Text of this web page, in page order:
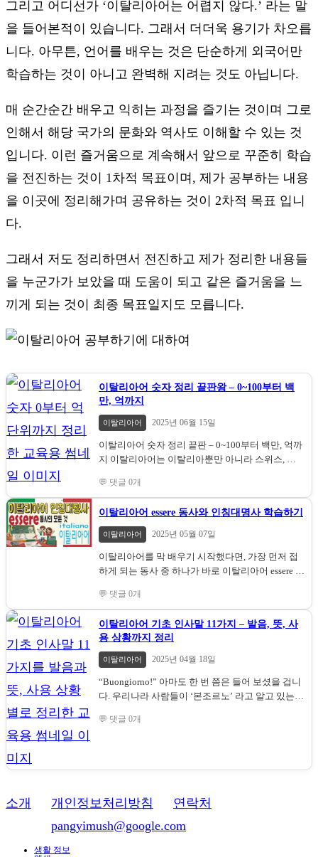
그리고 어디선가 ‘이탈리아어는 어렵지 않다.’ 라는 말
을 들어본적이 있습니다. 그래서 더더욱 용기가 차오릅
니다. 아무튼, 언어를 배우는 것은 단순하게 외국어만
학습하는 것이 아니고 완벽해 지려는 것도 아닙니다.
매 순간순간 배우고 익히는 과정을 즐기는 것이며 그로
인해서 해당 국가의 문화와 역사도 이해할 수 있는 것
입니다. 이런 즐거움으로 계속해서 앞으로 꾸준히 학습
을 전진하는 것이 1차적 목표이며, 제가 공부하는 내용
을 이곳에 정리해가며 공유하는 것이 2차적 목표 입니
다.
그래서 저도 정리하면서 전진하고 제가 정리한 내용들
을 누군가가 보았을 때 도움이 되고 같은 즐거움을 느
끼게 되는 것이 최종 목표일지도 모릅니다.
이탈리아어 숫자 정리 끝판왕 – 0~100부터 백
만, 억까지
이탈리아어 2025년 06월 15일
이탈리아어 숫자 정리 끝판 – 0~100부터 백만, 억까
지 이탈리아어는 이탈리아뿐만 아니라 스위스, 바
아름다운 언어입니다. 그리고 이탈리아어 숫자는
이탈리아어를 배우는 데 있어 빼놓을 수 없는 기본
표현 중 하나입니다.시간, 나이, 날짜, 전화번호, 가
격 등 숫자는 일상 속에서 반복적으로 등장하기 때
문에, 정확하게 말하고 들을 수 있는 능력이 매우 중
요합니다. 이번 글에서는 0부터 100까지의 숫자를
먼저 정리하고, 백, 천, 백만, 억 단위의 큰 숫자 표현
습니다.이탈리아어 표기, 발음, 숫자 형태를 함께 제
20까지의 이탈리아어 숫자 이 구간은 각각 고유한
단어로 구성되어 있으므로 처음부터 외우는 것이
중요합니다. 숫자 이탈리아어 [발음] 0 zero [제로] 1
로] 5 cinque [칭꿰] 6 sei [세이] 7 sette [쎄떼] 8 otto
[오또] 9 nove [노베] 10 dieci [디에치] 11 undici [운
디치] 12 dodici [도디치] 13 tredici [뜨레디치] 14
21부터 29까지 – 접속사 e를 활용한 연결 이탈리아
며,중간에 e(그리고)가 들어갑니다. 예를 들어, 21 =
+ otto → i 탈락) 🔹 i가 탈락하는 규칙단위 숫자가
💬 댓글 0개
이탈리아어 essere 동사와 인칭대명사 학습하기
이탈리아어 2025년 05월 07일
이탈리아어를 막 배우기 시작했다면, 가장 먼저 접
하게 되는 동사 중 하나가 바로 이탈리아어 essere 동
être [에트흐] 동사, 스페인어의 ser [세르] 동사에 해
당하는 이탈리아어의 essere [에쎄레] 동사는 ‘~이
다’라는 뜻으로, 사람이나 사물의 정체, 성격, 국적,
상태 등을 표현할 때 기본이 되는 핵심 동사입니다.
하지만 문법적인 중요성만 있는 것이 아닙니다.이
탈리아는 음식, 예술, 건축, 자연, 사람들까지 모두가
사랑에 빠질 수밖에 없는 나라입니다.이탈리아어를
배우는 이유가 단순히 문장을 익히는 것이 아니라,
진짜 이탈리아를 느끼고 소통하기 위한 시작이라
만으로도,식당에서, 기차역에서, 여행지에서 여러
입니다. essere 동사는 왜 중요할까요? essere[에쎄
레] 동사는 이탈리아어에서 가장 기본적이고 빈번
하게 사용되는 동사 중 하나입니다. 이 동사를 알게
💬 댓글 0개
이탈리아어 기초 인사말 11가지 – 발음, 뜻, 사
용 상황까지 정리
이탈리아어 2025년 04월 18일
“Buongiorno!” 아마도 한 번 쯤은 들어 보셨을 겁니
다. 우리나라 사람들이 ‘본조르노’ 라고 알고 있는
발음하자만 ‘부언조르노’라고 합니다. 유럽은 정말
일 것입니다. 각종 유적지, 건물, 다양하고 맛있는 음
하는 생각을 해보면 하루라도 빨리 이탈리아어를
숙지하고 싶은 생각이 드실 것입니다. 하지만 어디
서부터 시작해야 할지도 막막할 것이고, 이탈리아
💬 댓글 0개
소개 개인정보처리방침
연락처
pangyimush@google.com
생활 정보